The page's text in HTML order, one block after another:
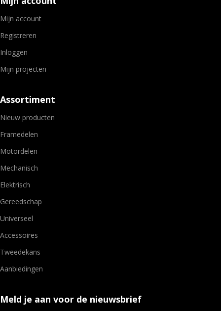
Mijn account
Registreren
Inloggen
Mijn projecten
Assortiment
Nieuw producten
Framedelen
Motordelen
Mechanisch
Elektrisch
Gereedschap
Universeel
Accessoires
Tweedekans
Aanbiedingen
Meld je aan voor de nieuwsbrief